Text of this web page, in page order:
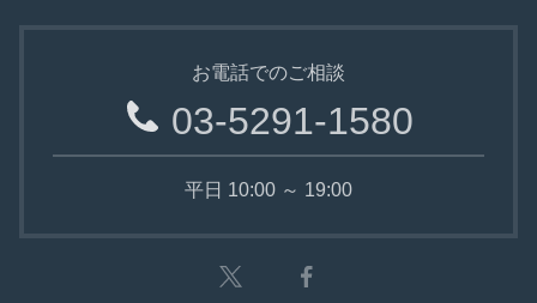
お電話でのご相談
03-5291-1580
平日 10:00 ～ 19:00